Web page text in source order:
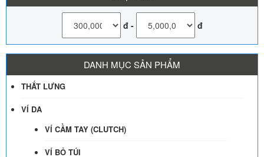
đ - đ
DANH MỤC SẢN PHẨM
THẮT LƯNG
VÍ DA
VÍ CẦM TAY (CLUTCH)
VÍ BỎ TÚI